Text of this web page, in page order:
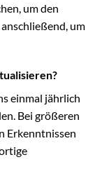
um den
um
einmal jährlich
Bei größeren
Erkenntnissen